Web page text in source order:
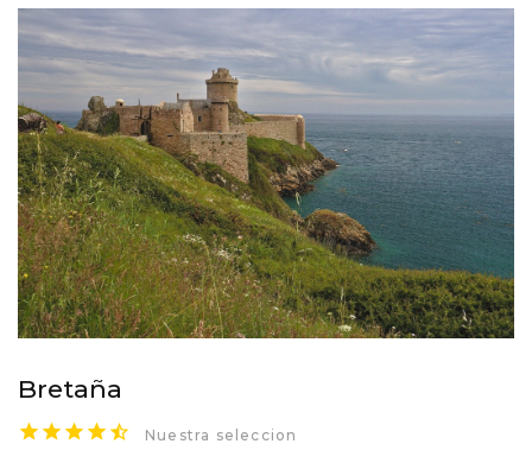
Bretaña
Nuestra seleccion